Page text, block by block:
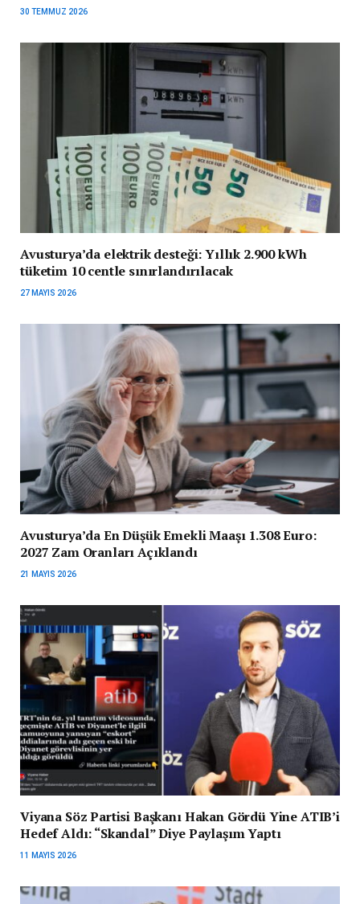
30 TEMMUZ 2026
Avusturya’da elektrik desteği: Yıllık 2.900 kWh
tüketim 10 centle sınırlandırılacak
27 MAYIS 2026
Avusturya’da En Düşük Emekli Maaşı 1.308 Euro:
2027 Zam Oranları Açıklandı
21 MAYIS 2026
Viyana Söz Partisi Başkanı Hakan Gördü Yine ATIB’i
Hedef Aldı: “Skandal” Diye Paylaşım Yaptı
11 MAYIS 2026